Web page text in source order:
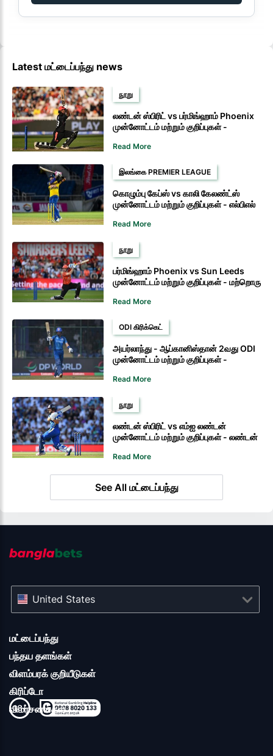
Latest மட்டைப்பந்து news
நூறு
லண்டன் ஸ்பிரிட் vs பர்மிங்ஹாம் Phoenix
முன்னோட்டம் மற்றும் குறிப்புகள் -
மற்றுமொரு தோல்வியைக் கொடுக்கும்
Read More
இலங்கை PREMIER LEAGUE
கொழும்பு கேப்ஸ் vs காலி கேலண்ட்ஸ்
முன்னோட்டம் மற்றும் குறிப்புகள் - எல்பிஎல்
இடம்பிடிக்கும்
Read More
நூறு
பர்மிங்ஹாம் Phoenix vs Sun Leeds
முன்னோட்டம் மற்றும் குறிப்புகள் - மற்றொரு
வாய்ப்புகளைத் தக்கவைக்கும்
Read More
ODI கிரிக்கெட்
அயர்லாந்து - ஆப்கானிஸ்தான் 2வது ODI
முன்னோட்டம் மற்றும் குறிப்புகள் -
ஆப்கானிஸ்தான் வெற்றி பெறும் என
Read More
நூறு
லண்டன் ஸ்பிரிட் vs எம்ஐ லண்டன்
முன்னோட்டம் மற்றும் குறிப்புகள் - லண்டன்
மேலும் அதிகரிக்கும்
Read More
See All மட்டைப்பந்து
மட்டைப்பந்து
பந்தய தளங்கள்
விளம்பரக் குறியீடுகள்
கிரிப்டோ
விமர்சனங்கள்
United States